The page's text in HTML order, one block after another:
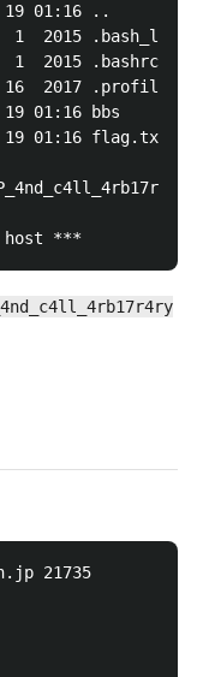
01:16 ..
2015
2015 .bashrc
2017 .profile
01:16 bbs
01:16 flag.txt